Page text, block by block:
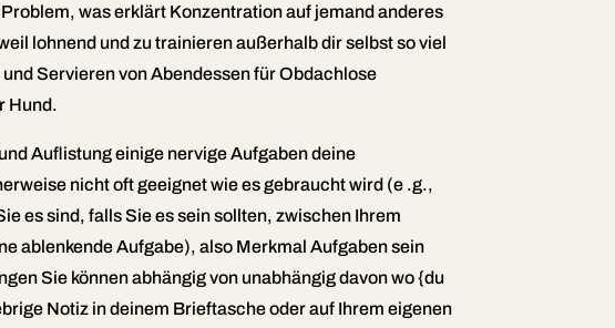
was erklärt Konzentration auf jemand anderes
lohnend und zu trainieren außerhalb dir selbst so viel
Servieren von Abendessen für Obdachlose
Hund.
Auflistung einige nervige Aufgaben deine
nicht oft geeignet wie es gebraucht wird (e .g.,
es sind, falls Sie es sein sollten, zwischen Ihrem
ablenkende Aufgabe), also Merkmal Aufgaben sein
Sie können abhängig von unabhängig davon wo {du
Notiz in deinem Brieftasche oder auf Ihrem eigenen